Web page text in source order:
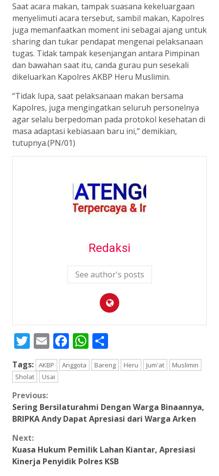
Saat acara makan, tampak suasana kekeluargaan
menyelimuti acara tersebut, sambil makan, Kapolres
juga memanfaatkan moment ini sebagai ajang untuk
sharing dan tukar pendapat mengenai pelaksanaan
tugas. Tidak tampak kesenjangan antara Pimpinan
dan bawahan saat itu, canda gurau pun sesekali
dikeluarkan Kapolres AKBP Heru Muslimin.
“Tidak lupa, saat pelaksanaan makan bersama
Kapolres, juga mengingatkan seluruh personelnya
agar selalu berpedoman pada protokol kesehatan di
masa adaptasi kebiasaan baru ini,” demikian,
tutupnya.(PN/01)
Redaksi
See author's posts
Twitter
EmailFacebook
WhatsApp
Tags: AKBP Anggota Bareng Heru Jum'at
Muslimin
Sholat
Usai
Continue
Reading
Previous:
Sering Bersilaturahmi Dengan Warga Binaannya,
BRIPKA Andy Dapat Apresiasi dari Warga Arken
Next:
Kuasa Hukum Pemilik Lahan Kiantar, Apresiasi
Kinerja Penyidik Polres KSB